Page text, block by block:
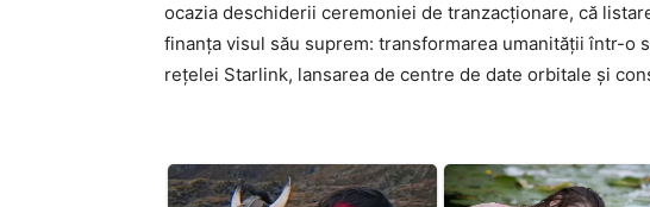
ocazia deschiderii ceremoniei de tranzacționare, că
finanța visul său suprem: transformarea umanității într-o
rețelei Starlink, lansarea de centre de date orbitale și